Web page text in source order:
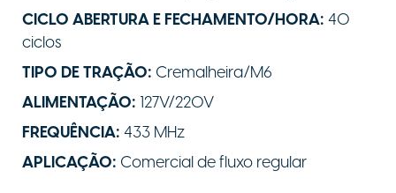
CICLO ABERTURA E FECHAMENTO/HORA: 40
ciclos
TIPO DE TRAÇÃO: Cremalheira/M6
ALIMENTAÇÃO: 127V/220V
FREQUÊNCIA: 433 MHz
APLICAÇÃO: Comercial de fluxo regular